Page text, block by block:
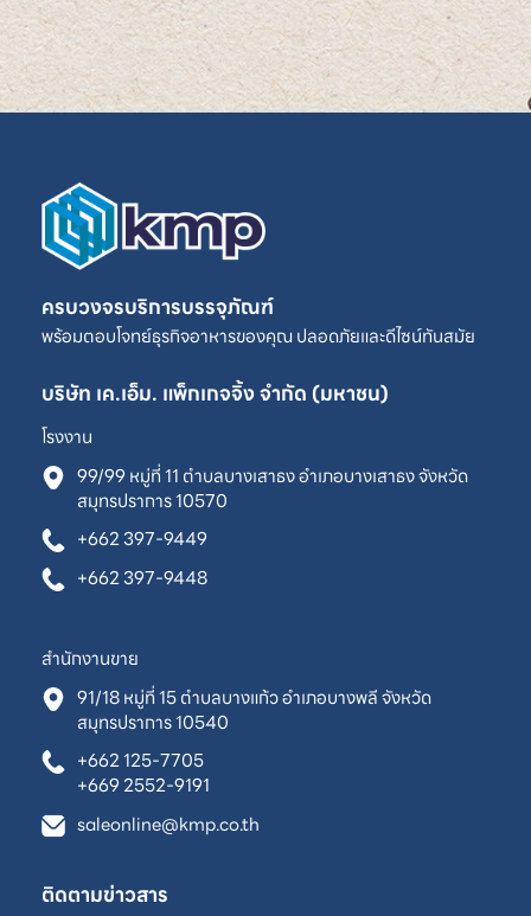
ครบวงจรบริการบรรจุภัณฑ์
พร้อมตอบโจทย์ธุรกิจอาหารของคุณ ปลอดภัยและดีไซน์ทันสมัย
บริษัท เค.เอ็ม. แพ็กเกจจิ้ง จำกัด (มหาชน)
โรงงาน
99/99 หมู่ที่ 11 ตำบลบางเสาธง อำเภอบางเสาธง จังหวัด
สมุทรปราการ 10570
+662 397-9449
+662 397-9448
สำนักงานขาย
91/18 หมู่ที่ 15 ตำบลบางแก้ว อำเภอบางพลี จังหวัด
สมุทรปราการ 10540
+662 125-7705
+669 2552-9191
saleonline@kmp.co.th
ติดตามข่าวสาร